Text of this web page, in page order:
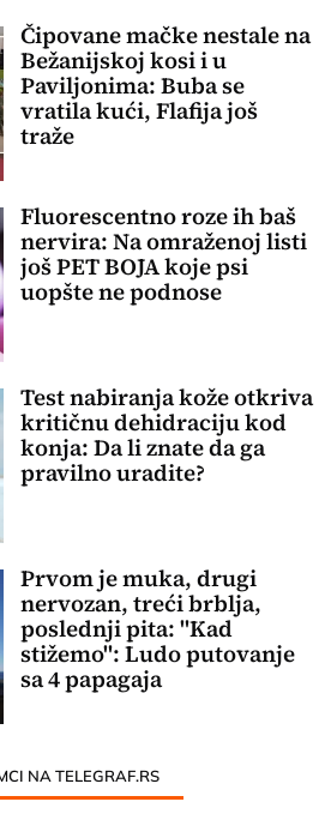
Čipovane mačke nestale na
Bežanijskoj kosi i u
Paviljonima: Buba se
vratila kući, Flafija još
traže
Fluorescentno roze ih baš
nervira: Na omraženoj listi
još PET BOJA koje psi
uopšte ne podnose
Test nabiranja kože otkriva
kritičnu dehidraciju kod
konja: Da li znate da ga
pravilno uradite?
Prvom je muka, drugi
nervozan, treći brblja,
poslednji pita: "Kad
stižemo": Ludo putovanje
sa 4 papagaja
NA TELEGRAF.RS